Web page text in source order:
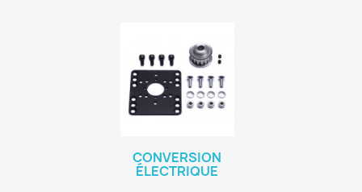
CONVERSION
ÉLECTRIQUE